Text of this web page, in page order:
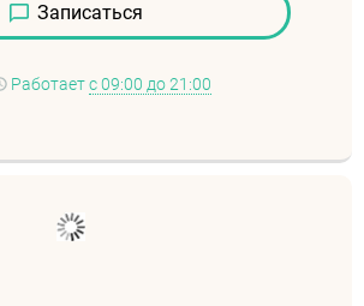
Записаться
Работает с 09:00 до 21:00